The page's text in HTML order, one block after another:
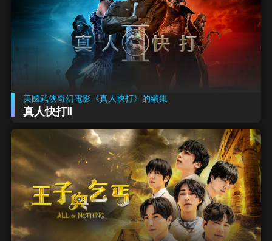
美國武俠奇幻電影《真人快打》的續集
真人快打Ⅱ